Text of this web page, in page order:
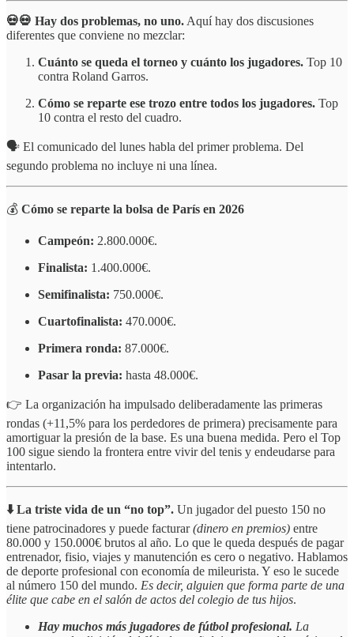
💀💀 Hay dos problemas, no uno. Aquí hay dos discusiones
diferentes que conviene no mezclar:
Cuánto se queda el torneo y cuánto los jugadores. Top 10
contra Roland Garros.
Cómo se reparte ese trozo entre todos los jugadores. Top
10 contra el resto del cuadro.
🗣️ El comunicado del lunes habla del primer problema. Del
segundo problema no incluye ni una línea.
💰 Cómo se reparte la bolsa de París en 2026
Campeón: 2.800.000€.
Finalista: 1.400.000€.
Semifinalista: 750.000€.
Cuartofinalista: 470.000€.
Primera ronda: 87.000€.
Pasar la previa: hasta 48.000€.
👉 La organización ha impulsado deliberadamente las primeras
rondas (+11,5% para los perdedores de primera) precisamente para
amortiguar la presión de la base. Es una buena medida. Pero el Top
100 sigue siendo la frontera entre vivir del tenis y endeudarse para
intentarlo.
⬇️ La triste vida de un “no top”. Un jugador del puesto 150 no
tiene patrocinadores y puede facturar(dinero en premios) entre
80.000 y 150.000€ brutos al año. Lo que le queda después de pagar
entrenador, fisio, viajes y manutención es cero o negativo. Hablamos
de deporte profesional con economía de mileurista. Y eso le sucede
al número 150 del mundo. Es decir, alguien que forma parte de una
élite que cabe en el salón de actos del colegio de tus hijos.
Hay muchos más jugadores de fútbol profesional. La